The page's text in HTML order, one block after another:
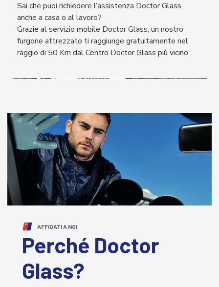
Sai che puoi richiedere l’assistenza Doctor Glass
anche a casa o al lavoro?
Grazie al servizio mobile Doctor Glass, un nostro
furgone attrezzato ti raggiunge gratuitamente nel
raggio di 50 Km dal Centro Doctor Glass più vicino.
AFFIDATI A NOI
Perché Doctor
Glass?